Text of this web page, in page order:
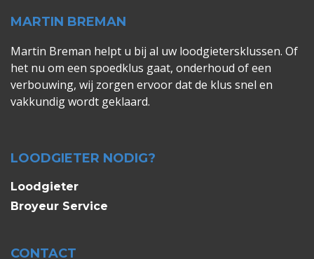
MARTIN BREMAN
Martin Breman helpt u bij al uw loodgietersklussen. Of
het nu om een spoedklus gaat, onderhoud of een
verbouwing, wij zorgen ervoor dat de klus snel en
vakkundig wordt geklaard.
LOODGIETER NODIG?
Loodgieter
Broyeur Service
CONTACT